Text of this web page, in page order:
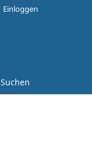
Suchen
Einloggen